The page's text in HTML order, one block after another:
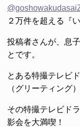
２万件を超える『
投稿者さんが、息
とです。
とある特撮テレビ
（グリーティング
その特撮テレビド
影会を大満喫！